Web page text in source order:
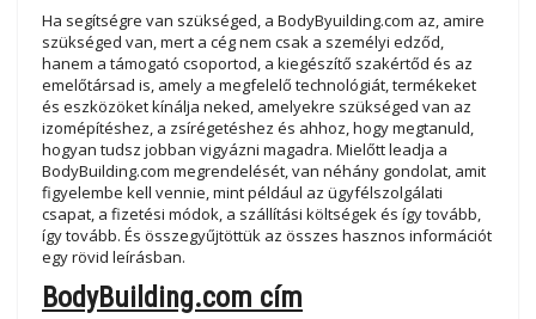
Ha segítségre van szükséged, a BodyByuilding.com az, amire
szükséged van, mert a cég nem csak a személyi edződ,
hanem a támogató csoportod, a kiegészítő szakértőd és az
emelőtársad is, amely a megfelelő technológiát, termékeket
és eszközöket kínálja neked, amelyekre szükséged van az
izomépítéshez, a zsírégetéshez és ahhoz, hogy megtanuld,
hogyan tudsz jobban vigyázni magadra. Mielőtt leadja a
BodyBuilding.com megrendelését, van néhány gondolat, amit
figyelembe kell vennie, mint például az ügyfélszolgálati
csapat, a fizetési módok, a szállítási költségek és így tovább,
így tovább. És összegyűjtöttük az összes hasznos információt
egy rövid leírásban.
BodyBuilding.com cím